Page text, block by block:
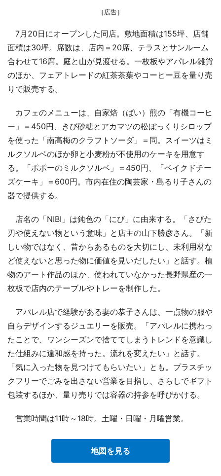
［広告］
7月20日にオープンした同店。敷地面積は155坪、店舗
面積は30坪。席数は、店内＝20席、テラスとサンルーム
合わせて16席。庭と山が見渡せる。一枚板やアパレル雑貨
のほか、フェアトレードの紅茶茶葉やコーヒー豆を量り売
りで販売する。
カフェのメニューは、自家焙（ばい）煎の「有機コーヒ
ー」＝450円、きび砂糖とアカマツの松ぼっくりシロップ
を使った「南高梅のクラフトソーダ」＝同。スイーツはミ
ルクソルベのほか卵と小麦粉が不使用のケーキを用意す
る。「ポポーのミルクソルベ」＝450円、「ベイクドチー
ズケーキ」＝600円。市内在住の陶芸家・島るり子さんの
器で提供する。
店名の「NIBI」は鈍色の「にび」に由来する。「さびた
刃や使えない物という意味」と店主の山下勝彦さん。「新
しい物ではなく、昔からあるものを大切にし、未利用材な
ど使えないと思った物に価値を見いだしたい」と話す。植
物のアート作品のほか、使われていなかった長野県産の一
枚板で店内のテーブルやトレーを制作した。
アパレル店で経験がある妻の恭子さんは、一点物の服や
自らデザインするジュエリーを販売。「アパレルに携わっ
たことで、ワンシーズンで捨ててしまうトレンドを意識し
た仕組みに違和感を持った。流れを変えたい」と話す。
「気に入った物を見つけてもらいたい」とも。プラスチッ
クフリーでごみを出さない営業を目指し、さらしでギフト
包装するほか、量り売りでは容器の持参を呼びかける。
営業時間は11時～18時。土曜・日曜・月曜営業。
地図を見る